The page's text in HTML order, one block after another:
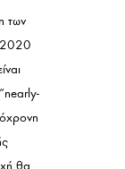
των
2020
θα